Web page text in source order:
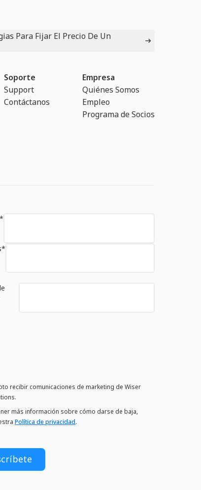
Para Fijar El Precio De Un
Soporte
Support
Contáctanos
Empresa
Quiénes Somos
Empleo
Programa de Socios
*
*
recibir comunicaciones de marketing de Wiser
más información sobre cómo darse de baja,
Política de privacidad.